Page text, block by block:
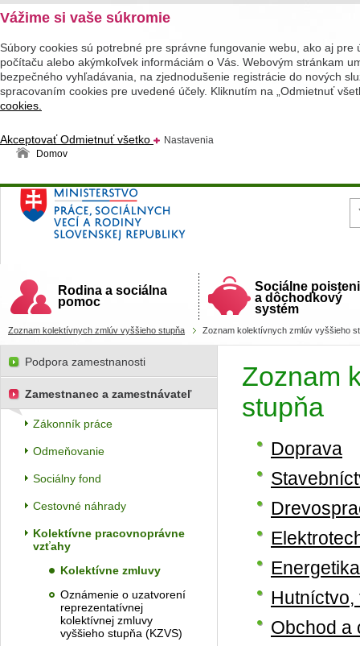
Vážime si vaše súkromie
Súbory cookies sú potrebné pre správne fungovanie webu, ako aj
počítaču alebo akýmkoľvek informáciám o Vás. Webovým stránkam
bezpečného vyhľadávania, na zjednodušenie registrácie do nových
spracovaním cookies pre uvedené účely. Kliknutím na „Odmietnuť
cookies.
AkceptovaťOdmietnuť všetko
Nastavenia
Domov
Ministerstvo práce, sociálnych vecí a rodiny
Slovenskej republiky
Rodina a sociálna
pomoc
Sociálne
a dôchodkový
systém
Zoznam kolektívnych zmlúv vyššieho stupňa Zoznam kolektívnych zmlúv vyššieho
Zoznam
stupňa
Doprava
Energetika
Obchod a
Podpora zamestnanosti
Zamestnanec a zamestnávateľ
Zákonník práce
Odmeňovanie
Sociálny fond
Cestovné náhrady
Kolektívne pracovnoprávne
vzťahy
Kolektívne zmluvy
Oznámenie o uzatvorení
reprezentatívnej
kolektívnej zmluvy
vyššieho stupňa (KZVS)